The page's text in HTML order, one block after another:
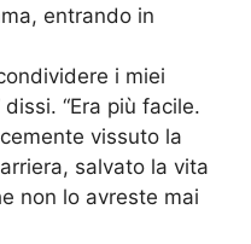
entrando in
i miei
“Era più facile.
vissuto la
salvato la vita
non lo avreste mai